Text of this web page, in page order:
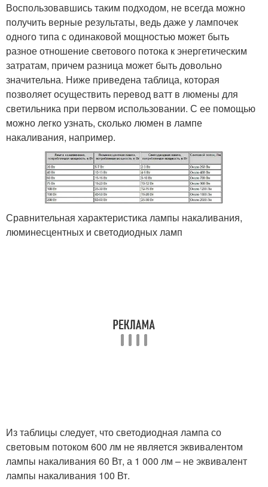
Воспользовавшись таким подходом, не всегда можно
получить верные результаты, ведь даже у лампочек
одного типа с одинаковой мощностью может быть
разное отношение светового потока к энергетическим
затратам, причем разница может быть довольно
значительна. Ниже приведена таблица, которая
позволяет осуществить перевод ватт в люмены для
светильника при первом использовании. С ее помощью
можно легко узнать, сколько люмен в лампе
накаливания, например.
Сравнительная характеристика лампы накаливания,
люминесцентных и светодиодных ламп
Из таблицы следует, что светодиодная лампа со
световым потоком 600 лм не является эквивалентом
лампы накаливания 60 Вт, а 1 000 лм – не эквивалент
лампы накаливания 100 Вт.